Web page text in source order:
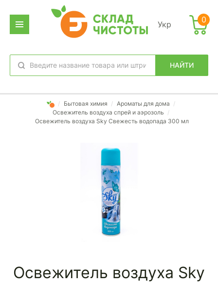
Укр
НАЙТИ
избранное вход
0
/ Бытовая химия / Ароматы для дома /
Освежитель воздуха спрей и аэрозоль /
Освежитель воздуха Sky Свежесть водопада 300 мл
Освежитель воздуха Sky